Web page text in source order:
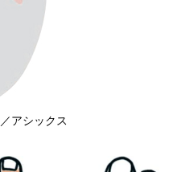
アシックス